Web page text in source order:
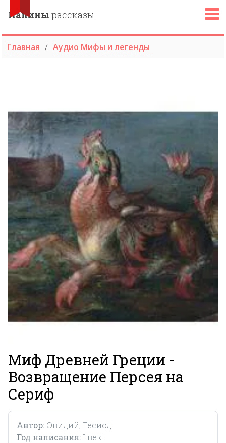
Папины рассказы
Главная Аудио Мифы и легенды
Миф Древней Греции -
Возвращение Персея на
Сериф
Автор: Овидий, Гесиод
Год написания: I век